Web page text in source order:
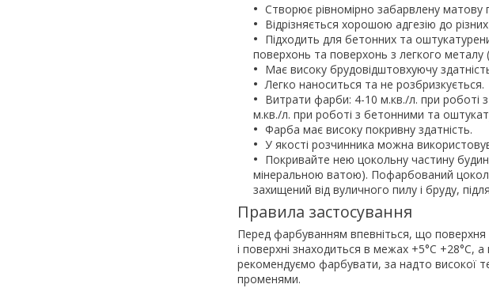
Створює рівномірно забарвлену матову
Відрізняється хорошою адгезію до
Підходить для бетонних та
поверхонь та поверхонь з легкого металу
Має високу брудовідштовхуючу
Легко наноситься та не розбризкується.
Витрати фарби: 4-10 м.кв./л. при роботі
м.кв./л. при роботі з бетонними та
Фарба має високу покривну здатність.
У якості розчинника можна
Покривайте нею цокольну частину
мінеральною ватою). Пофарбований
захищений від вуличного пилу і бруду,
Правила застосування
Перед фарбуванням впевніться, що поверхня
і поверхні знаходиться в межах +5°С +28°С,
рекомендуємо фарбувати, за надто високої
променями.